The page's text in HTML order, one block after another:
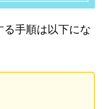
手順は以下にな